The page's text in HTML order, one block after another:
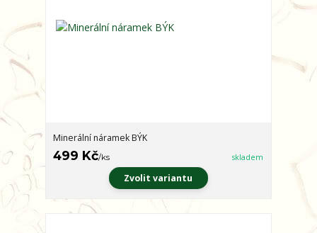
Minerální náramek BÝK
499 Kč/ks skladem
Zvolit variantu